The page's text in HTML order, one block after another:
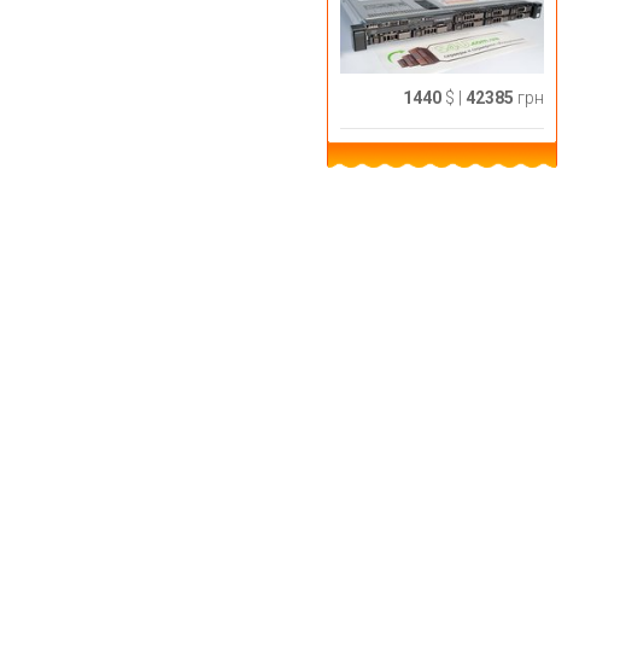
1440$ | 42385 грн